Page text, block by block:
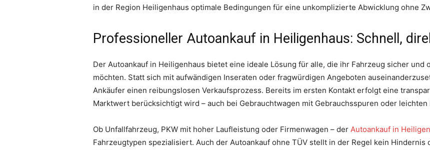
in der Region Heiligenhaus optimale Bedingungen für eine unkomplizierte Abwicklung ohne
Professioneller Autoankauf in Heiligenhaus: Schnell,
Der Autoankauf in Heiligenhaus bietet eine ideale Lösung für alle, die ihr Fahrzeug sicher und
möchten. Statt sich mit aufwändigen Inseraten oder fragwürdigen Angeboten
Ankäufer einen reibungslosen Verkaufsprozess. Bereits im ersten Kontakt erfolgt eine
Marktwert berücksichtigt wird – auch bei Gebrauchtwagen mit Gebrauchsspuren oder leichten
Ob Unfallfahrzeug, PKW mit hoher Laufleistung oder Firmenwagen – der Autoankauf in
Fahrzeugtypen spezialisiert. Auch der Autoankauf ohne TÜV stellt in der Regel kein Hindernis